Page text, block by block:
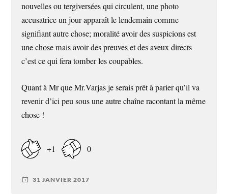
nouvelles ou tergiversées qui circulent, une photo
accusatrice un jour apparaît le lendemain comme
signifiant autre chose; moralité avoir des suspicions est
une chose mais avoir des preuves et des aveux directs
c’est ce qui fera tomber les coupables.
Quant à Mr que Mr.Varjas je serais prêt à parier qu’il va
revenir d’ici peu sous une autre chaîne racontant la même
chose !
+1 0
31 JANVIER 2017